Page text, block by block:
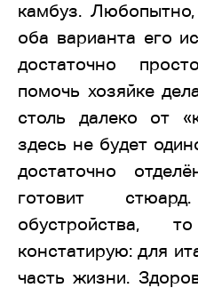
камбуз.
оба варианта его
достаточно
помочь хозяйке
столь далеко от
здесь не будет
достаточно
готовит
обустройства,
констатирую: для
часть жизни.